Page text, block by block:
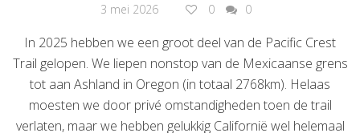
3 mei 2026 0 0
In 2025 hebben we een groot deel van de Pacific Crest
Trail gelopen. We liepen nonstop van de Mexicaanse grens
tot aan Ashland in Oregon (in totaal 2768km). Helaas
moesten we door privé omstandigheden toen de trail
verlaten, maar we hebben gelukkig Californië wel helemaal